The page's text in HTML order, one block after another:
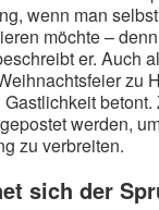
wenn man
möchte –
er. Auch
zu
werden,
zu verbreiten.
sich der